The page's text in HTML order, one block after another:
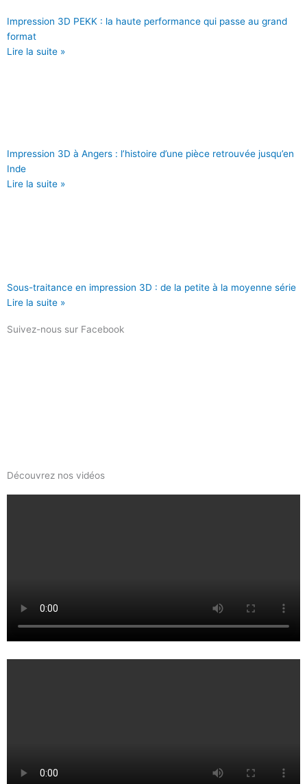
Impression 3D PEKK : la haute performance qui passe au grand
format
Lire la suite »
Impression 3D à Angers : l’histoire d’une pièce retrouvée jusqu’en
Inde
Lire la suite »
Sous-traitance en impression 3D : de la petite à la moyenne série
Lire la suite »
Suivez-nous sur Facebook
Découvrez nos vidéos